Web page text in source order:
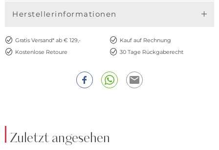
Herstellerinformationen
Gratis Versand* ab € 129,-
Kauf auf Rechnung
Kostenlose Retoure
30 Tage Rückgaberecht
Zuletzt angesehen